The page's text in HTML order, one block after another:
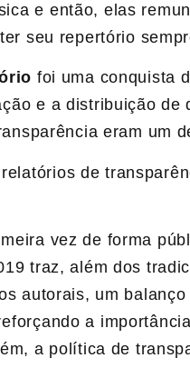
e então, elas
seu repertório
foi uma conquista
e a distribuição de
eram um
de
vez de forma
traz, além dos
autorais, um
a
a​ política de